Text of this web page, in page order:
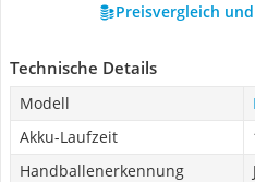
Preisvergleich
Technische Details
Modell
Akku-Laufzeit
Handballenerkennung